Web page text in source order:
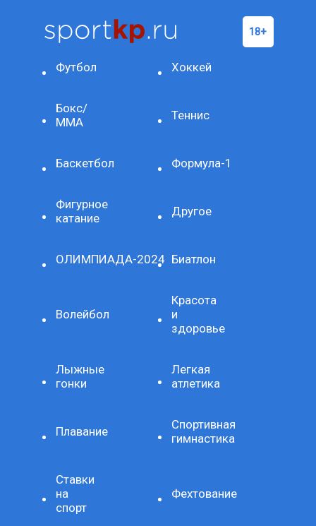
Футбол Хоккей
Бокс/
ММА
Теннис
Баскетбол Формула-1
Фигурное
катание
Другое
ОЛИМПИАДА-2024 Биатлон
Волейбол
Красота
и
здоровье
Лыжные
гонки
Легкая
атлетика
Плавание
Спортивная
гимнастика
Ставки
на
спорт
Фехтование